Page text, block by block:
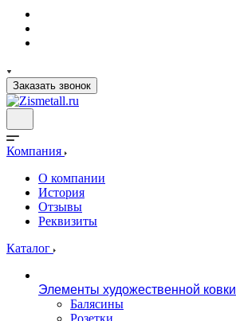
Заказать звонок
Компания
О компании
История
Отзывы
Реквизиты
Каталог
Элементы художественной ковки
Балясины
Розетки